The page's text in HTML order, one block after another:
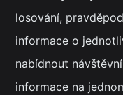
losování,
informace o
nabídnout
informace na